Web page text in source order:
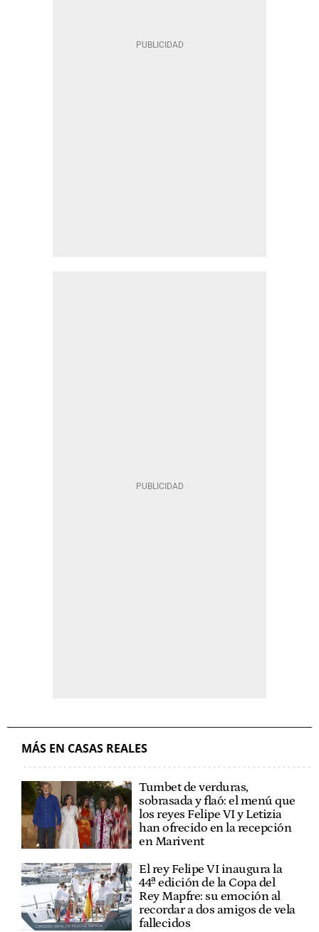
MÁS EN CASAS REALES
Tumbet de verduras,
sobrasada y flaó: el menú que
los reyes Felipe VI y Letizia
han ofrecido en la recepción
en Marivent
El rey Felipe VI inaugura la
44ª edición de la Copa del
Rey Mapfre: su emoción al
recordar a dos amigos de vela
fallecidos